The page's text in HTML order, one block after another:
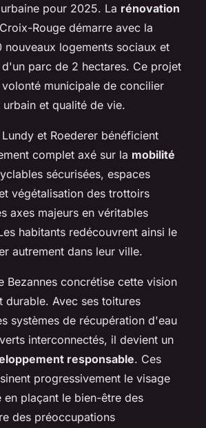
pour 2025. La rénovation
Rouge démarre avec la
logements sociaux et
parc de 2 hectares. Ce projet
municipale de concilier
et qualité de vie.
et Roederer bénéficient
complet axé sur la mobilité
sécurisées, espaces
végétalisation des trottoirs
axes majeurs en véritables
habitants redécouvrent ainsi le
autrement dans leur ville.
Bezannes concrétise cette vision
durable. Avec ses toitures
systèmes de récupération d'eau
interconnectés, il devient un
responsable. Ces
progressivement le visage
plaçant le bien-être des
des préoccupations